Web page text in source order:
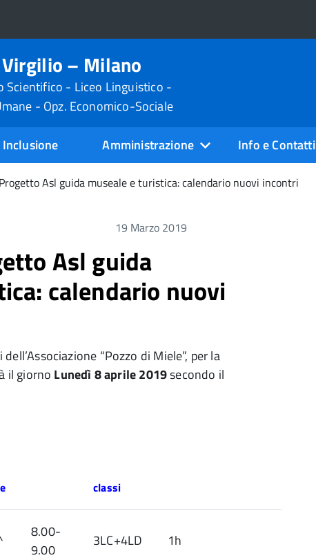
– Milano
Scientifico - Liceo Linguistico -
- Opz. Economico-Sociale
Inclusione Amministrazione
Info e Contatti
Asl guida museale e turistica: calendario nuovi incontri
19 Marzo 2019
Asl guida
calendario nuovi
“Pozzo di Miele”, per la
il giorno Lunedì 8 aprile2019secondo il
classi
8.00-
9.00
3LC+4LD 1h